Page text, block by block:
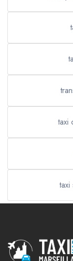
taxi
taxi